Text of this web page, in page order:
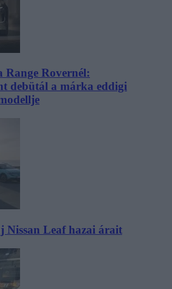
Range Rovernél:
debütál a márka eddigi
Nissan Leaf hazai árait